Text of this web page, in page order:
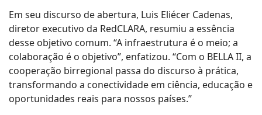
Em seu discurso de abertura, Luis Eliécer Cadenas,
diretor executivo da RedCLARA, resumiu a essência
desse objetivo comum. “A infraestrutura é o meio; a
colaboração é o objetivo”, enfatizou. “Com o BELLA II, a
cooperação birregional passa do discurso à prática,
transformando a conectividade em ciência, educação e
oportunidades reais para nossos países.”